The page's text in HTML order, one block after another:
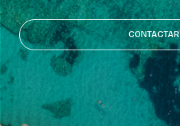
CONTACTAR